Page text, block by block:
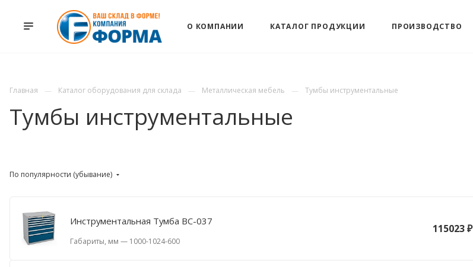
О КОМПАНИИ КАТАЛОГ ПРОДУКЦИИ ПРОИЗВОДСТВО
Главная Каталог оборудования для склада Металлическая мебель Тумбы инструментальные
Тумбы инструментальные
По популярности (убывание)
Инструментальная Тумба ВС-037
Габариты, мм — 1000-1024-600
115023 ₽